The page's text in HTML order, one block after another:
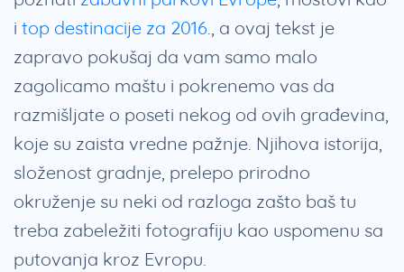
i top destinacije za 2016., a ovaj tekst je
zapravo pokušaj da vam samo malo
zagolicamo maštu i pokrenemo vas da
razmišljate o poseti nekog od ovih građevina,
koje su zaista vredne pažnje. Njihova istorija,
složenost gradnje, prelepo prirodno
okruženje su neki od razloga zašto baš tu
treba zabeležiti fotografiju kao uspomenu sa
putovanja kroz Evropu.